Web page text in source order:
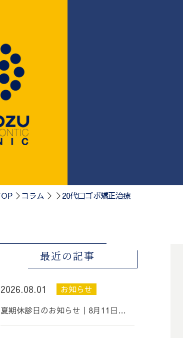
コラム 20代口ゴボ矯正治療
最近の記事
2026.08.01
お知らせ
夏期休診日のお知らせ丨8月11日…